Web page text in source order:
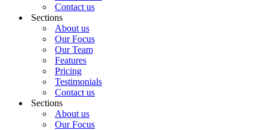
Contact us
Sections
About us
Our Focus
Our Team
Features
Pricing
Testimonials
Contact us
Sections
About us
Our Focus